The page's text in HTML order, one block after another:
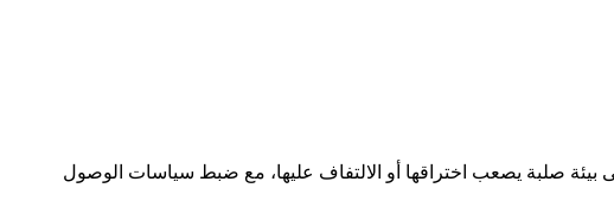
بيئة صلبة يصعب اختراقها أو الالتفاف عليها، مع ضبط سياسات الوصول